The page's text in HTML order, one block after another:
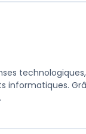
informatiques.